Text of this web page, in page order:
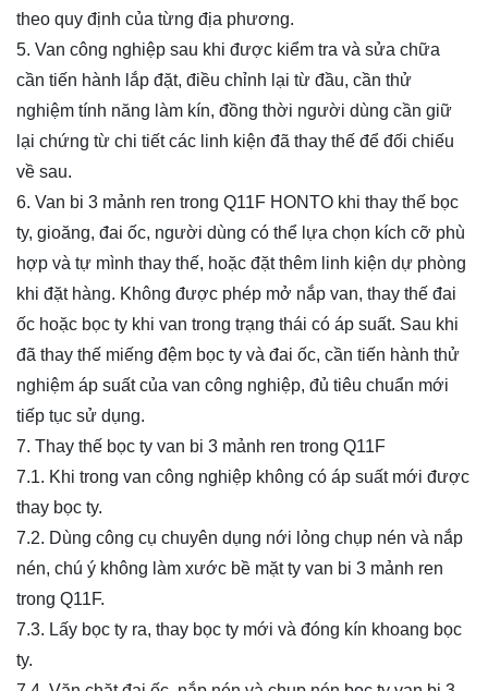
theo quy định của từng địa phương.
5. Van công nghiệp sau khi được kiểm tra và sửa chữa
cần tiến hành lắp đặt, điều chỉnh lại từ đầu, cần thử
nghiệm tính năng làm kín, đồng thời người dùng cần giữ
lại chứng từ chi tiết các linh kiện đã thay thế để đối chiếu
về sau.
6. Van bi 3 mảnh ren trong Q11F HONTO khi thay thế bọc
ty, gioăng, đai ốc, người dùng có thể lựa chọn kích cỡ phù
hợp và tự mình thay thế, hoặc đặt thêm linh kiện dự phòng
khi đặt hàng. Không được phép mở nắp van, thay thế đai
ốc hoặc bọc ty khi van trong trạng thái có áp suất. Sau khi
đã thay thế miếng đệm bọc ty và đai ốc, cần tiến hành thử
nghiệm áp suất của van công nghiệp, đủ tiêu chuẩn mới
tiếp tục sử dụng.
7. Thay thế bọc ty van bi 3 mảnh ren trong Q11F
7.1. Khi trong van công nghiệp không có áp suất mới được
thay bọc ty.
7.2. Dùng công cụ chuyên dụng nới lỏng chụp nén và nắp
nén, chú ý không làm xước bề mặt ty van bi 3 mảnh ren
trong Q11F.
7.3. Lấy bọc ty ra, thay bọc ty mới và đóng kín khoang bọc
ty.